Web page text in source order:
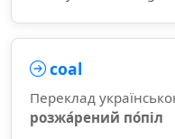
coal
Переклад
розжа́рений по́піл